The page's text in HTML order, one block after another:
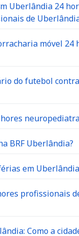
Uberlândia 24
de
móvel 24
do futebol
BRF Uberlândia?
em
profissionais
Como a